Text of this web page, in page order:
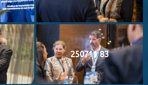
250711 83